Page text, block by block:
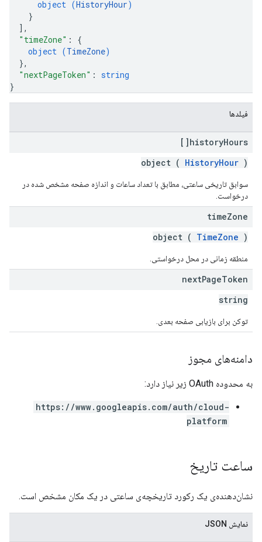
object (HistoryHour)
}
] ,
"timeZone" : {
object (TimeZone)
},
"nextPageToken" : string
}
فیلدها
historyHours[]
object ( HistoryHour )
سوابق تاریخی ساعتی، مطابق با تعداد ساعات و اندازه صفحه مشخص شده در
درخواست.
timeZone
object ( TimeZone )
منطقه زمانی در محل درخواستی.
nextPageToken
string
توکن برای بازیابی صفحه بعدی.
دامنه‌های مجوز
به محدوده OAuth زیر نیاز دارد:
https://www.googleapis.com/auth/cloud-
platform
ساعت تاریخ
نشان‌دهنده‌ی یک رکورد تاریخچه‌ی ساعتی در یک مکان مشخص است.
نمایش JSON